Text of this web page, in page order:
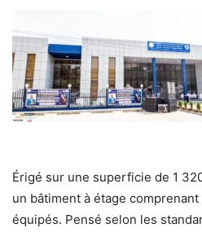
Érigé sur une superficie de 1
un bâtiment à étage
équipés. Pensé selon les